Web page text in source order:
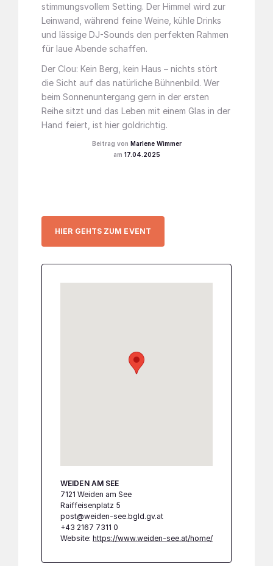
stimmungsvollem Setting. Der Himmel wird zur
Leinwand, während feine Weine, kühle Drinks
und lässige DJ-Sounds den perfekten Rahmen
für laue Abende schaffen.
Der Clou: Kein Berg, kein Haus – nichts stört
die Sicht auf das natürliche Bühnenbild. Wer
beim Sonnenuntergang gern in der ersten
Reihe sitzt und das Leben mit einem Glas in der
Hand feiert, ist hier goldrichtig.
Marlene Wimmer
17.04.2025
HIER GEHTS ZUM EVENT
WEIDEN AM SEE
7121 Weiden am See
Raiffeisenplatz 5
post@weiden-see.bgld.gv.at
+43 2167 7311 0
Website: https://www.weiden-see.at/home/